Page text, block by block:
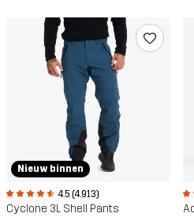
Nieuw binnen
4.5 (4.913)
Cyclone 3L Shell Pants